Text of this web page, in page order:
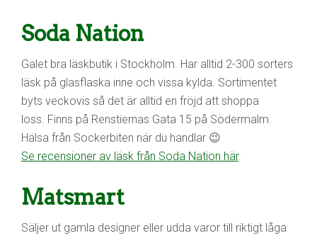
Soda Nation
Galet bra läskbutik i Stockholm. Har alltid 2-300 sorters
läsk på glasflaska inne och vissa kylda. Sortimentet
byts veckovis så det är alltid en fröjd att shoppa
loss. Finns på Renstiernas Gata 15 på Södermalm.
Hälsa från Sockerbiten när du handlar 😉
Se recensioner av läsk från Soda Nation här.
Matsmart
Säljer ut gamla designer eller udda varor till riktigt låga